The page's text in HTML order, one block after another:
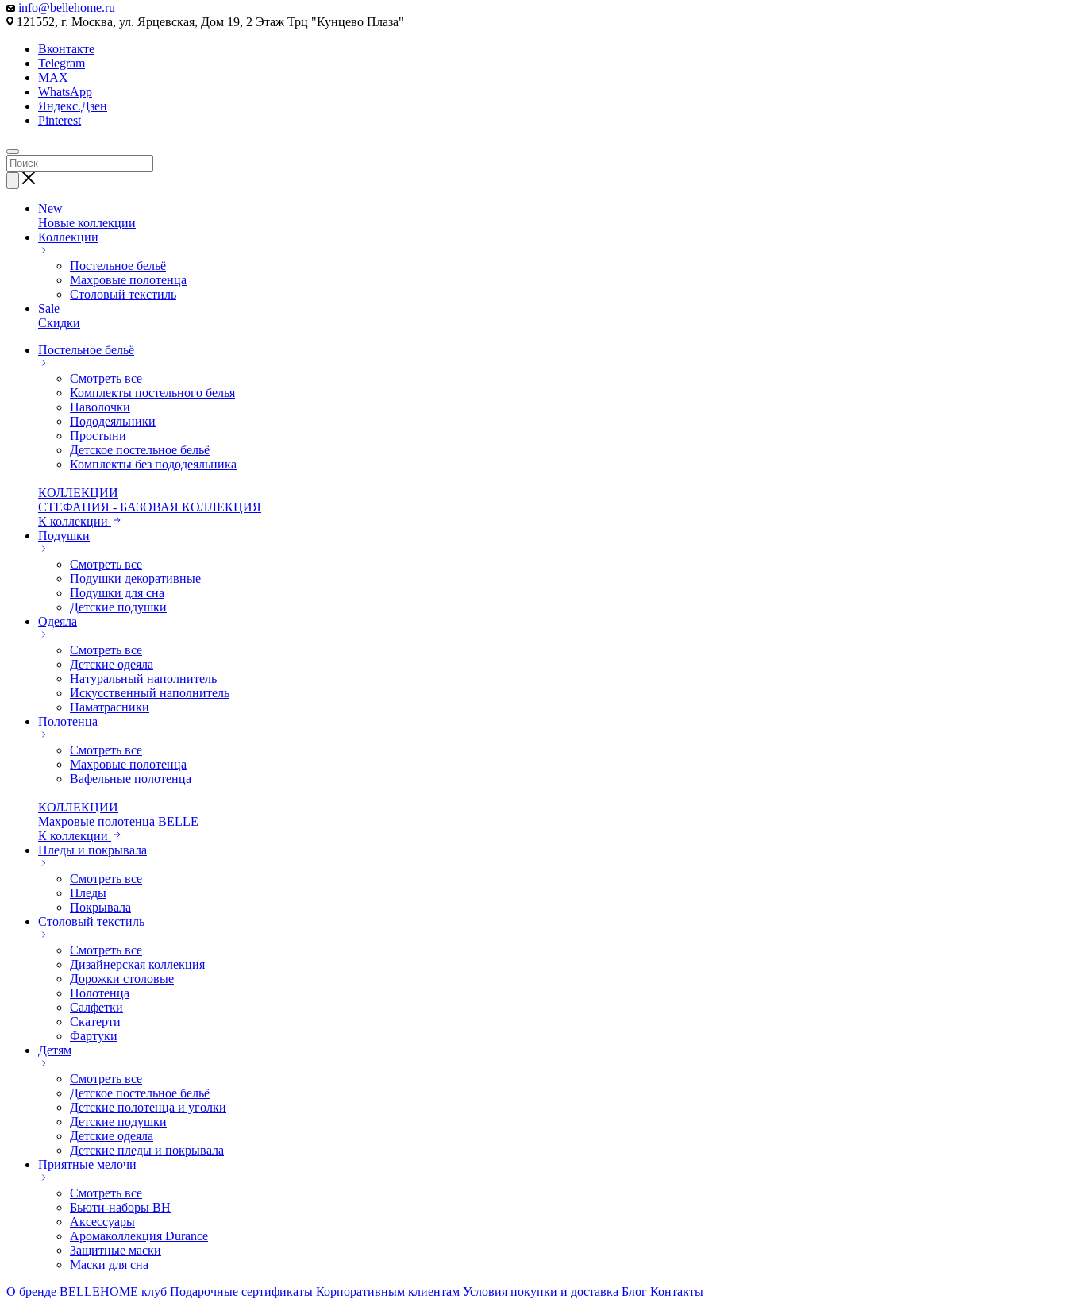
info@bellehome.ru
121552, г. Москва, ул. Ярцевская, Дом 19, 2 Этаж Трц "Кунцево Плаза"
Вконтакте
Telegram
MAX
WhatsApp
Яндекс.Дзен
Pinterest
New
Новые коллекции
Коллекции
Постельное бельё
Махровые полотенца
Столовый текстиль
Sale
Скидки
Постельное бельё
Смотреть все
Комплекты постельного белья
Наволочки
Пододеяльники
Простыни
Детское постельное бельё
Комплекты без пододеяльника
КОЛЛЕКЦИИ
СТЕФАНИЯ - БАЗОВАЯ КОЛЛЕКЦИЯ
К коллекции
Подушки
Смотреть все
Подушки декоративные
Подушки для сна
Детские подушки
Одеяла
Смотреть все
Детские одеяла
Натуральный наполнитель
Искуcственный наполнитель
Наматрасники
Полотенца
Смотреть все
Махровые полотенца
Вафельные полотенца
КОЛЛЕКЦИИ
Махровые полотенца BELLE
К коллекции
Пледы и покрывала
Смотреть все
Пледы
Покрывала
Столовый текстиль
Смотреть все
Дизайнерская коллекция
Дорожки столовые
Полотенца
Салфетки
Скатерти
Фартуки
Детям
Смотреть все
Детское постельное бельё
Детские полотенца и уголки
Детские подушки
Детские одеяла
Детские пледы и покрывала
Приятные мелочи
Смотреть все
Бьюти-наборы ВН
Аксессуары
Аромаколлекция Durance
Защитные маски
Маски для сна
О бренде BELLEHOME клуб Подарочные сертификаты Корпоративным клиентам Условия покупки и доставка Блог Контакты